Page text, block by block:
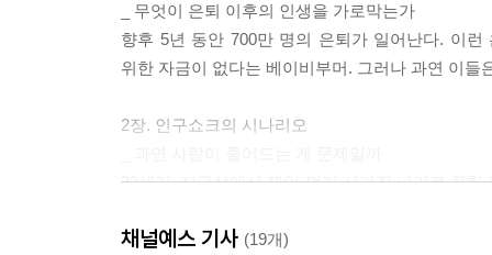
_ 무엇이 은퇴 이후의 인생을 가로막는가
향후 5년 동안 700만 명의 은퇴가 일어난다. 이
위한 자금이 없다는 베이비부머. 그러나 과연 이
2장. 인구쇼크의 시나리오
22세기, 지구상에서 제일 먼저 사라질 나라로 꼽
것일까.
채널예스 기사 (19개)